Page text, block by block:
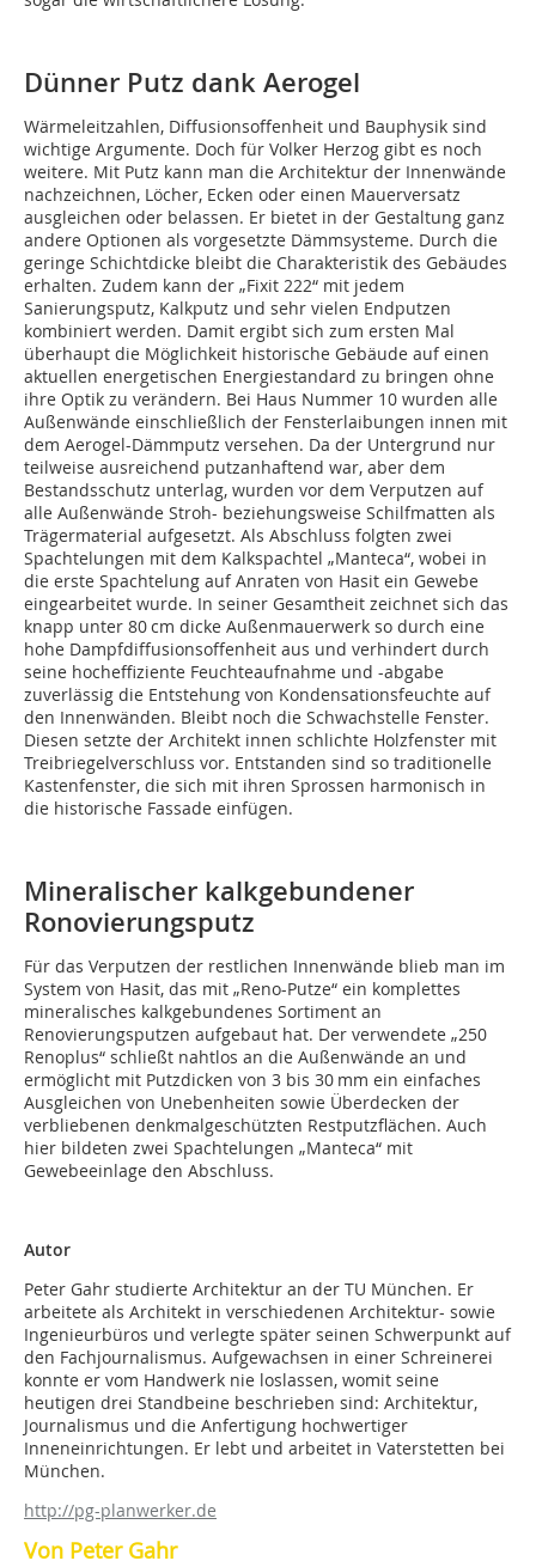
Dünner Putz dank Aerogel
Wärmeleitzahlen, Diffusionsoffenheit und Bauphysik sind
wichtige Argumente. Doch für Volker Herzog gibt es noch
weitere. Mit Putz kann man die Architektur der Innenwände
nachzeichnen, Löcher, Ecken oder einen Mauerversatz
ausgleichen oder belassen. Er bietet in der Gestaltung ganz
andere Optionen als vorgesetzte Dämmsysteme. Durch die
geringe Schichtdicke bleibt die Charakteristik des Gebäudes
erhalten. Zudem kann der „Fixit 222“ mit jedem
Sanierungsputz, Kalkputz und sehr vielen Endputzen
kombiniert werden. Damit ergibt sich zum ersten Mal
überhaupt die Möglichkeit historische Gebäude auf einen
aktuellen energetischen Energiestandard zu bringen ohne
ihre Optik zu verändern. Bei Haus Nummer 10 wurden alle
Außenwände einschließlich der Fensterlaibungen innen mit
dem Aerogel-Dämmputz versehen. Da der Untergrund nur
teilweise ausreichend putzanhaftend war, aber dem
Bestandsschutz unterlag, wurden vor dem Verputzen auf
alle Außenwände Stroh- beziehungsweise Schilfmatten als
Trägermaterial aufgesetzt. Als Abschluss folgten zwei
Spachtelungen mit dem Kalkspachtel „Manteca“, wobei in
die erste Spachtelung auf Anraten von Hasit ein Gewebe
eingearbeitet wurde. In seiner Gesamtheit zeichnet sich das
knapp unter 80 cm dicke Außenmauerwerk so durch eine
hohe Dampfdiffusionsoffenheit aus und verhindert durch
seine hocheffiziente Feuchteaufnahme und -abgabe
zuverlässig die Entstehung von Kondensationsfeuchte auf
den Innenwänden. Bleibt noch die Schwachstelle Fenster.
Diesen setzte der Architekt innen schlichte Holzfenster mit
Treibriegelverschluss vor. Entstanden sind so traditionelle
Kastenfenster, die sich mit ihren Sprossen harmonisch in
die historische Fassade einfügen.
Mineralischer kalkgebundener
Ronovierungsputz
Für das Verputzen der restlichen Innenwände blieb man im
System von Hasit, das mit „Reno-Putze“ ein komplettes
mineralisches kalkgebundenes Sortiment an
Renovierungsputzen aufgebaut hat. Der verwendete „250
Renoplus“ schließt nahtlos an die Außenwände an und
ermöglicht mit Putzdicken von 3 bis 30 mm ein einfaches
Ausgleichen von Unebenheiten sowie Überdecken der
verbliebenen denkmalgeschützten Restputzflächen. Auch
hier bildeten zwei Spachtelungen „Manteca“ mit
Gewebeeinlage den Abschluss.
Autor
Peter Gahr studierte Architektur an der TU München. Er
arbeitete als Architekt in verschiedenen Architektur- sowie
Ingenieurbüros und verlegte später seinen Schwerpunkt auf
den Fachjournalismus. Aufgewachsen in einer Schreinerei
konnte er vom Handwerk nie loslassen, womit seine
heutigen drei Standbeine beschrieben sind: Architektur,
Journalismus und die Anfertigung hochwertiger
Inneneinrichtungen. Er lebt und arbeitet in Vaterstetten bei
München.
http://pg-planwerker.de
Von Peter Gahr